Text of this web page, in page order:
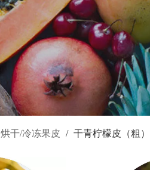
烘干/冷冻果皮 / 干青柠檬皮（粗）